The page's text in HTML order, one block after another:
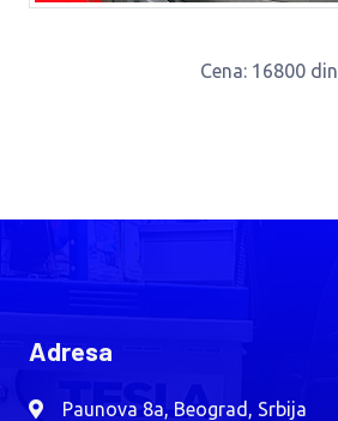
Cena: 16800 din
Adresa
Paunova 8a, Beograd, Srbija